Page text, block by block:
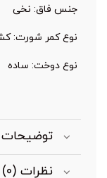
جنس فاق: نخی
نوع کمر شورت:
نوع دوخت: ساده
نظرات (0)